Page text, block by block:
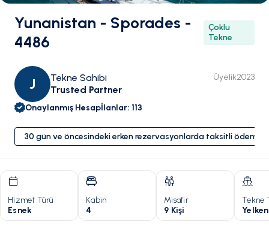
Yunanistan - Sporades -
4486
Çoklu
Tekne
J
Tekne Sahibi
Trusted Partner
Üyelik2023
Onaylanmış Hesapİlanlar: 113
30 gün ve öncesindeki erken rezervasyonlarda taksitli ödeme
Hizmet Türü
Esnek
Kabin
4
Misafir
9 Kişi
Tekne